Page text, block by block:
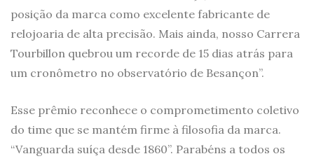
posição da marca como excelente fabricante de
relojoaria de alta precisão. Mais ainda, nosso Carrera
Tourbillon quebrou um recorde de 15 dias atrás para
um cronômetro no observatório de Besançon”.
Esse prêmio reconhece o comprometimento coletivo
do time que se mantém firme à filosofia da marca.
“Vanguarda suíça desde 1860”. Parabéns a todos os